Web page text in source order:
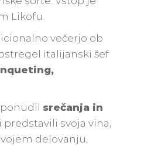
Likofu.
večerjo ob
italijanski šef
srečanja in
predstavili svoja vina,
delovanju,